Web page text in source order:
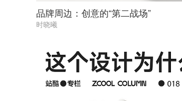
品牌周边：创意的“第二战场”
时晓曦